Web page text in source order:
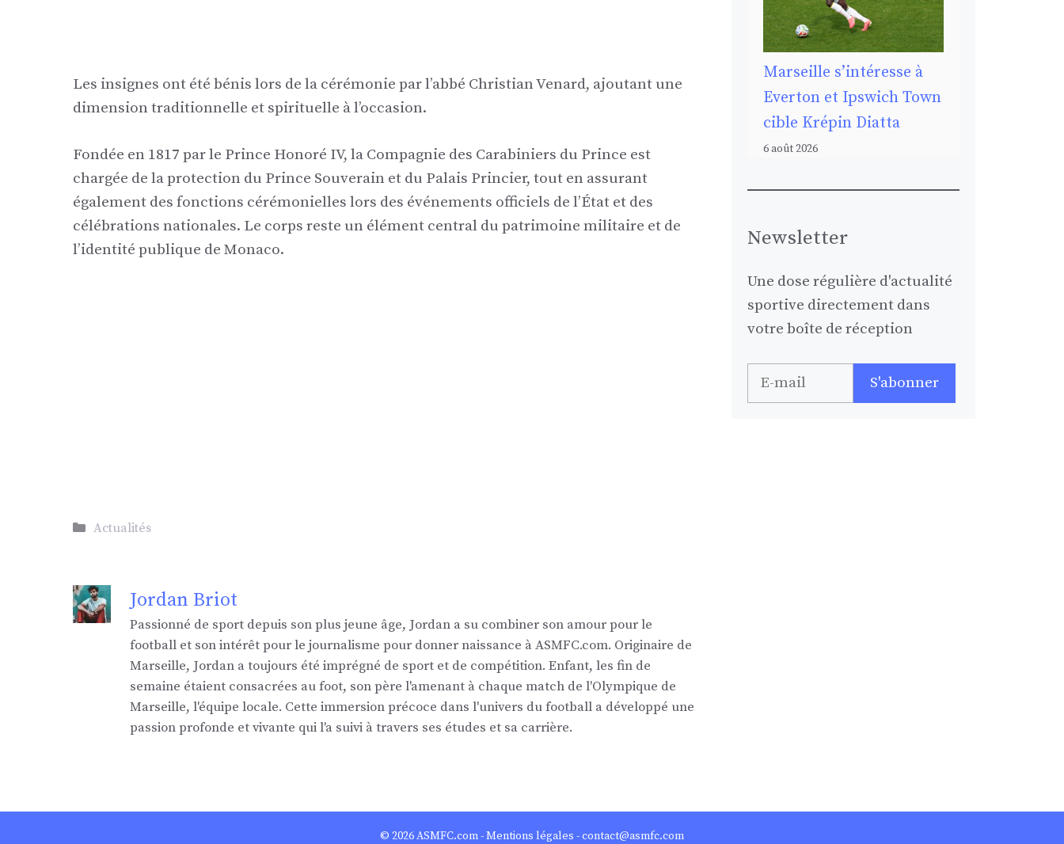
Les insignes ont été bénis lors de la cérémonie par l’abbé Christian Venard, ajoutant une
dimension traditionnelle et spirituelle à l’occasion.
Fondée en 1817 par le Prince Honoré IV, la Compagnie des Carabiniers du Prince est
chargée de la protection du Prince Souverain et du Palais Princier, tout en assurant
également des fonctions cérémonielles lors des événements officiels de l’État et des
célébrations nationales. Le corps reste un élément central du patrimoine militaire et de
l’identité publique de Monaco.
Catégories
Actualités
Jordan Briot
Passionné de sport depuis son plus jeune âge, Jordan a su combiner son amour pour le
football et son intérêt pour le journalisme pour donner naissance à ASMFC.com. Originaire de
Marseille, Jordan a toujours été imprégné de sport et de compétition. Enfant, les fin de
semaine étaient consacrées au foot, son père l'amenant à chaque match de l'Olympique de
Marseille, l'équipe locale. Cette immersion précoce dans l'univers du football a développé une
passion profonde et vivante qui l'a suivi à travers ses études et sa carrière.
Marseille s’intéresse à
Everton et Ipswich Town
cible Krépin Diatta
6 août 2026
Newsletter
Une dose régulière d'actualité
sportive directement dans
votre boîte de réception
© 2026ASMFC.com-Mentions légales - contact@asmfc.com